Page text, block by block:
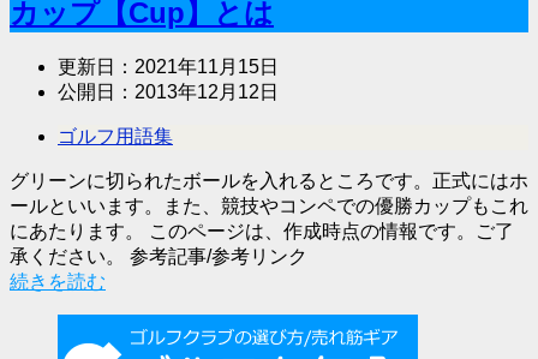
カップ【Cup】とは
更新日： 2021年11月15日
公開日： 2013年12月12日
ゴルフ用語集
グリーンに切られたボールを入れるところです。正式にはホ
ールといいます。また、競技やコンペでの優勝カップもこれ
にあたります。 このページは、作成時点の情報です。ご了
承ください。 参考記事/参考リンク
続きを読む